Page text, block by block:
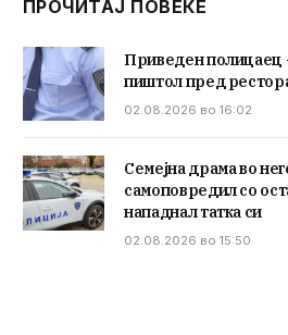
ПРОЧИТАЈ ПОВЕЌЕ
Приведен полицаец
пиштол пред
02.08.2026 во 16:02
Семејна драма во
самоповредил со
нападнал татка си
02.08.2026 во 15:50